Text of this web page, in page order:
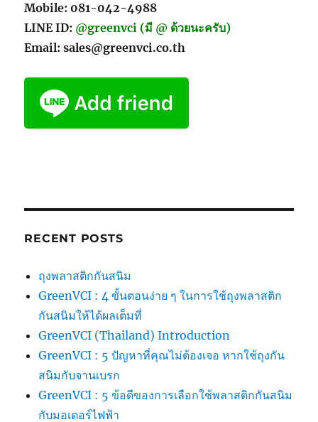
Mobile: 081-042-4988
LINE ID: @greenvci (มี @ ด้วยนะครับ)
Email: sales@greenvci.co.th
RECENT POSTS
ถุงพลาสติกกันสนิม
GreenVCI : 4 ขั้นตอนง่าย ๆ ในการใช้ถุงพลาสติก
กันสนิมให้ได้ผลเต็มที่
GreenVCI (Thailand) Introduction
GreenVCI : 5 ปัญหาที่คุณไม่ต้องเจอ หากใช้ถุงกัน
สนิมกับจานเบรก
GreenVCI : 5 ข้อดีของการเลือกใช้พลาสติกกันสนิม
กับมอเตอร์ไฟฟ้า